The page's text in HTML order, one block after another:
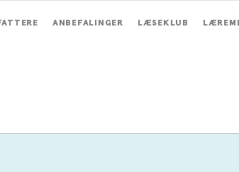
ANBEFALINGER LÆSEKLUB